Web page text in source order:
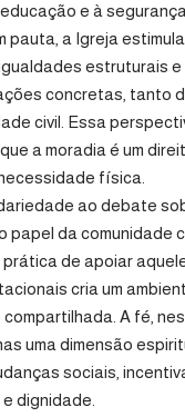
e à
pauta, a Igreja
estruturais
concretas, tanto
civil. Essa
a moradia é um
física.
ao debate
papel da comunidade
de apoiar
cria um
A fé,
uma dimensão
sociais,
dignidade.